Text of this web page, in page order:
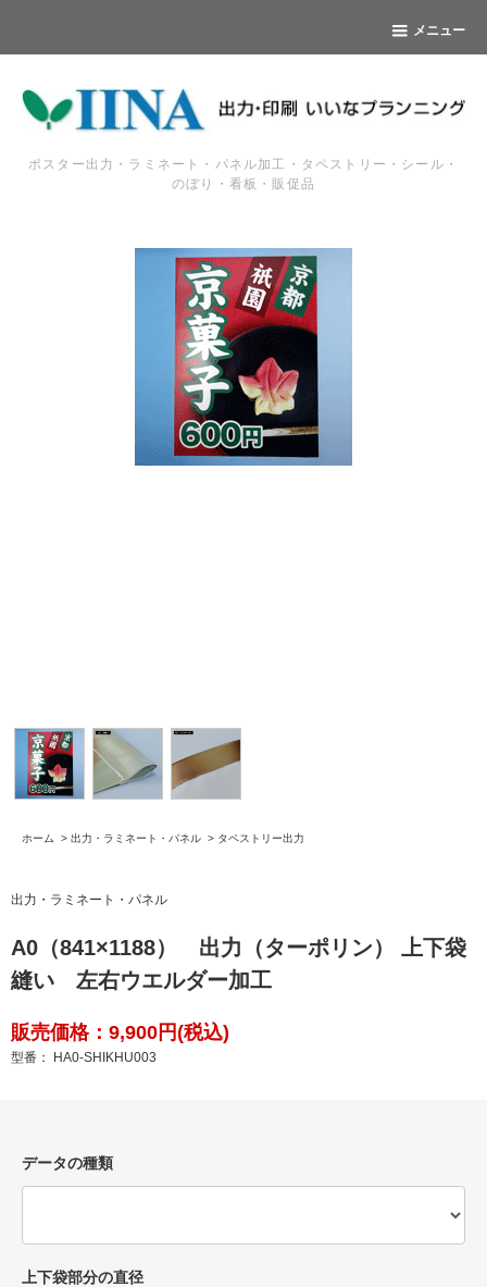
メニュー
ポスター出力・ラミネート・パネル加工・タペストリー・シール・
のぼり・看板・販促品
ホーム > 出力・ラミネート・パネル > タペストリー出力
出力・ラミネート・パネル
A0（841×1188） 出力（ターポリン） 上下袋
縫い 左右ウエルダー加工
販売価格：9,900円(税込)
型番： HA0-SHIKHU003
データの種類
上下袋部分の直径